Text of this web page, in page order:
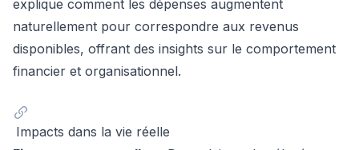
explique comment les dépenses augmentent
naturellement pour correspondre aux revenus
disponibles, offrant des insights sur le comportement
financier et organisationnel.
Impacts dans la vie réelle